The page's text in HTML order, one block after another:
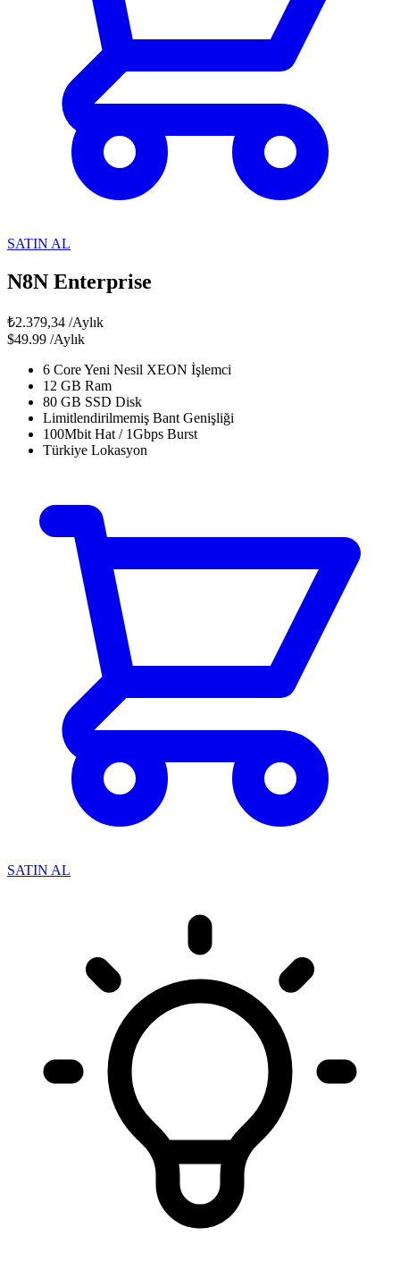
SATIN AL
N8N Enterprise
₺2.379,34 /Aylık
$49.99 /Aylık
6 Core Yeni Nesil XEON İşlemci
12 GB Ram
80 GB SSD Disk
Limitlendirilmemiş Bant Genişliği
100Mbit Hat / 1Gbps Burst
Türkiye Lokasyon
SATIN AL